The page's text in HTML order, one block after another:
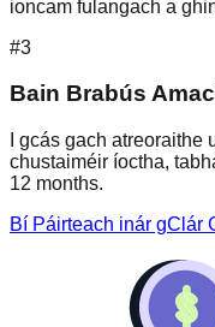
ioncam fulangach a
#3
Bain Brabús
I gcás gach
chustaiméir íoctha,
12 months.
Bí Páirteach inár gClár